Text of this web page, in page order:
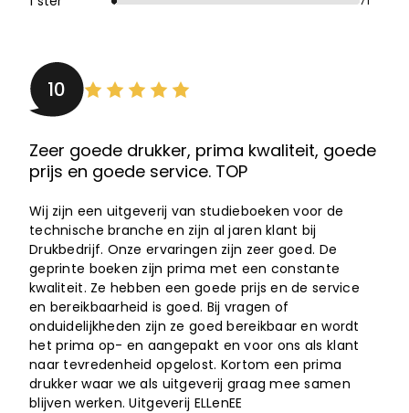
10
Zeer goede drukker, prima kwaliteit, goede
prijs en goede service. TOP
Wij zijn een uitgeverij van studieboeken voor de
technische branche en zijn al jaren klant bij
Drukbedrijf. Onze ervaringen zijn zeer goed. De
geprinte boeken zijn prima met een constante
kwaliteit. Ze hebben een goede prijs en de service
en bereikbaarheid is goed. Bij vragen of
onduidelijkheden zijn ze goed bereikbaar en wordt
het prima op- en aangepakt en voor ons als klant
naar tevredenheid opgelost. Kortom een prima
drukker waar we als uitgeverij graag mee samen
blijven werken. Uitgeverij ELLenEE